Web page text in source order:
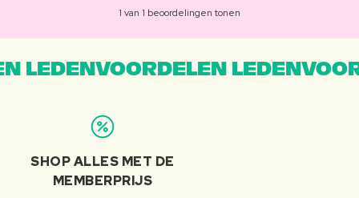
1 van 1 beoordelingen tonen
LEDENVOORDELEN
SHOP ALLES MET DE
MEMBERPRIJS